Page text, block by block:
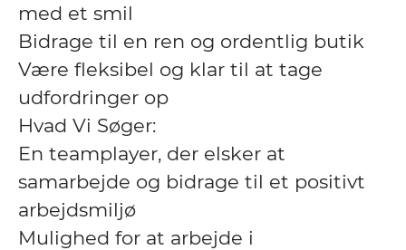
med et smil
Bidrage til en ren og ordentlig butik
Være fleksibel og klar til at tage
udfordringer op
Hvad Vi Søger:
En teamplayer, der elsker at
samarbejde og bidrage til et positivt
arbejdsmiljø
Mulighed for at arbejde i